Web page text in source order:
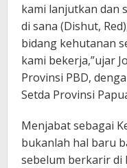
kami lanjutkan dan
di sana (Dishut,
bidang kehutanan
kami bekerja,”ujar
Provinsi PBD,
Setda Provinsi
Menjabat sebagai
bukanlah hal baru
sebelum berkarir di